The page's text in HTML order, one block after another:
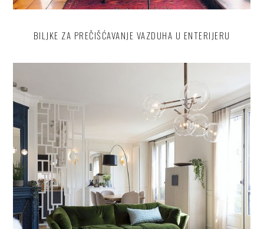
BILJKE ZA PREČIŠĆAVANJE VAZDUHA U ENTERIJERU